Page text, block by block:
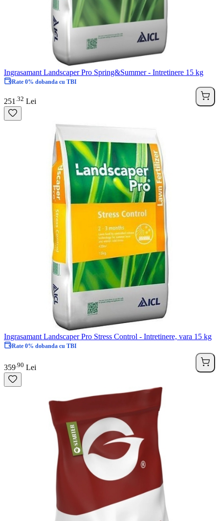
Ingrasamant Landscaper Pro Spring&Summer - Intretinere 15 kg
Rate 0% dobanda cu TBI
251 32 Lei
Ingrasamant Landscaper Pro Stress Control - Intretinere, vara 15 kg
Rate 0% dobanda cu TBI
359 90 Lei